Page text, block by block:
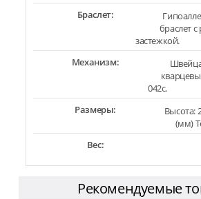
Браслет:
браслет
застежкой.
Механизм:
042c.
Размеры:
Высота:
(мм)
Вес:
Рекомендуемые